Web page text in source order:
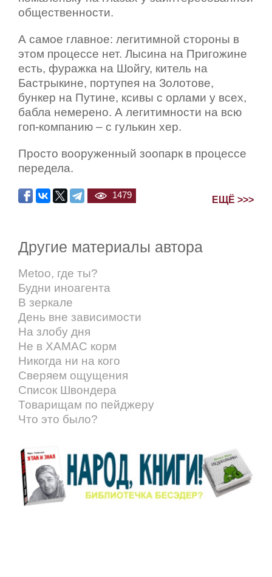
общественности.
А самое главное: легитимной стороны в
этом процессе нет. Лысина на Пригожине
есть, фуражка на Шойгу, китель на
Бастрыкине, портупея на Золотове,
бункер на Путине, ксивы с орлами у всех,
бабла немерено. А легитимности на всю
гоп-компанию – с гулькин хер.
Просто вооруженный зоопарк в процессе
передела.
1479 ЕЩЁ >>>
Другие материалы автора
Metoo, где ты?
Будни иноагента
В зеркале
День вне зависимости
На злобу дня
Не в ХАМАС корм
Никогда ни на кого
Сверяем ощущения
Список Швондера
Товарищам по пейджеру
Что это было?